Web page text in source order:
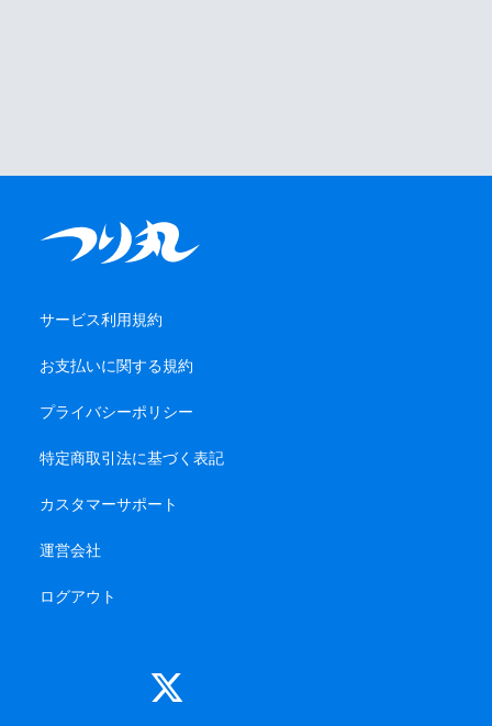
サービス利用規約
お支払いに関する規約
プライバシーポリシー
特定商取引法に基づく表記
カスタマーサポート
運営会社
ログアウト